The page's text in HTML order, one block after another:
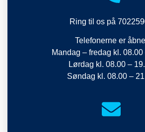
Ring til os på
Telefonerne er
Mandag – fredag kl. 08.00
Lørdag kl. 08.00 –
Søndag kl. 08.00 –